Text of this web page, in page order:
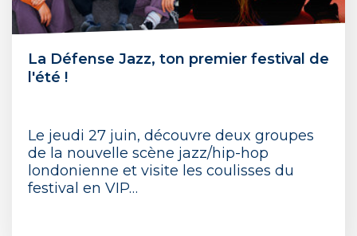
La Défense Jazz, ton premier festival de
l'été !
Le jeudi 27 juin, découvre deux groupes
de la nouvelle scène jazz/hip-hop
londonienne et visite les coulisses du
festival en VIP…